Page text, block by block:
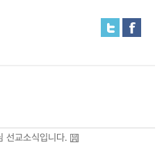
선교소식입니다.